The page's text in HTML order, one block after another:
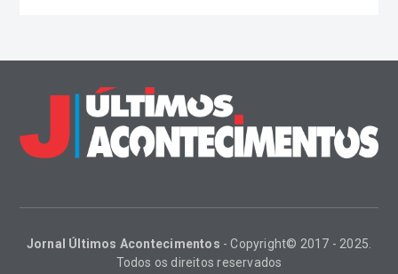
Jornal Últimos Acontecimentos - Copyright© 2017 - 2025.
Todos os direitos reservados